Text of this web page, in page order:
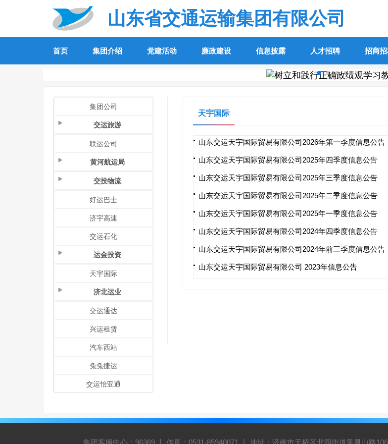
山东省交通运输集团有限公司
首页 集团介绍 党建活动 廉政建设 信息披露 人才招聘 招商
集团公司
交运旅游
联运公司
黄河航运局
交投物流
好运巴士
济宇高速
交运石化
运金投资
天宇国际
济北运业
交运通达
兴运租赁
汽车西站
兔兔捷运
交运怡亚通
天宇国际
山东交运天宇国际贸易有限公司2026年第一季度信息公告
山东交运天宇国际贸易有限公司2025年四季度信息公告
山东交运天宇国际贸易有限公司2025年三季度信息公告
山东交运天宇国际贸易有限公司2025年二季度信息公告
山东交运天宇国际贸易有限公司2025年一季度信息公告
山东交运天宇国际贸易有限公司2024年四季度信息公告
山东交运天宇国际贸易有限公司2024年前三季度信息公告
山东交运天宇国际贸易有限公司 2023年信息公告
集团客服中心：96369 丨 传真：0531-85940071 丨 地址：济南市天桥区北园街道凤凰山路